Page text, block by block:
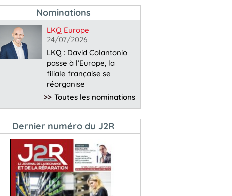
Nominations
LKQ Europe
24/07/2026
LKQ : David Colantonio
passe à l’Europe, la
filiale française se
réorganise
>> Toutes les nominations
Dernier numéro du J2R